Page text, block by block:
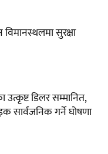
सुरक्षा
उत्कृष्ट डिलर सम्मानित,
सार्वजनिक गर्ने घोषणा